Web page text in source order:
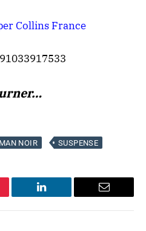
Collins France
NOIR SUSPENSE
LinkedIn Email